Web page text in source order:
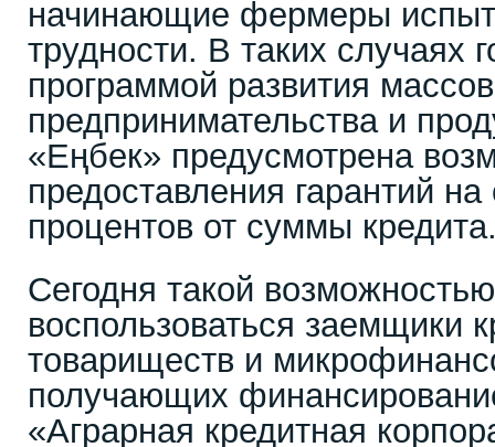
начинающие фермеры
трудности. В таких случаях
программой развития
предпринимательства и
«Еңбек» предусмотрена
предоставления гарантий
процентов от суммы
Сегодня такой
воспользоваться заемщики
товариществ и
получающих
«Аграрная кредитная